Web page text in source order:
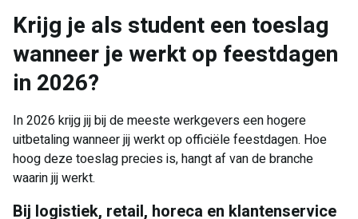
Krijg je als student een toeslag
wanneer je werkt op feestdagen
in 2026?
In 2026 krijg jij bij de meeste werkgevers een hogere
uitbetaling wanneer jij werkt op officiële feestdagen. Hoe
hoog deze toeslag precies is, hangt af van de branche
waarin jij werkt.
Bij logistiek, retail, horeca en klantenservice